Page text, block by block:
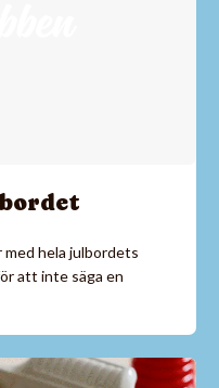
hela julbordets
att inte säga en